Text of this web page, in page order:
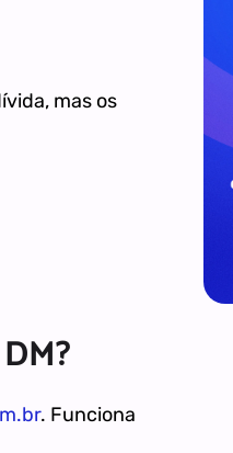
mas os
. Funciona